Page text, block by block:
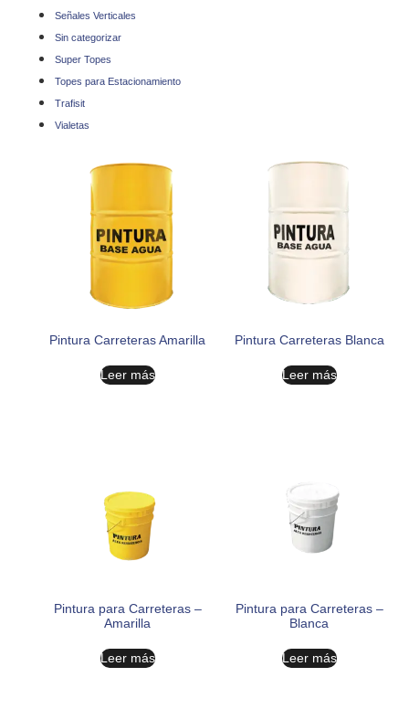
Señales Verticales
Sin categorizar
Super Topes
Topes para Estacionamiento
Trafisit
Vialetas
Pintura Carreteras Amarilla
Leer más
Pintura Carreteras Blanca
Leer más
Pintura para Carreteras –
Amarilla
Leer más
Pintura para Carreteras –
Blanca
Leer más